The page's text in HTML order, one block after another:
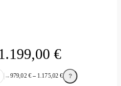
€
999,00 €
→979,02 €– 1.175,02€ ?